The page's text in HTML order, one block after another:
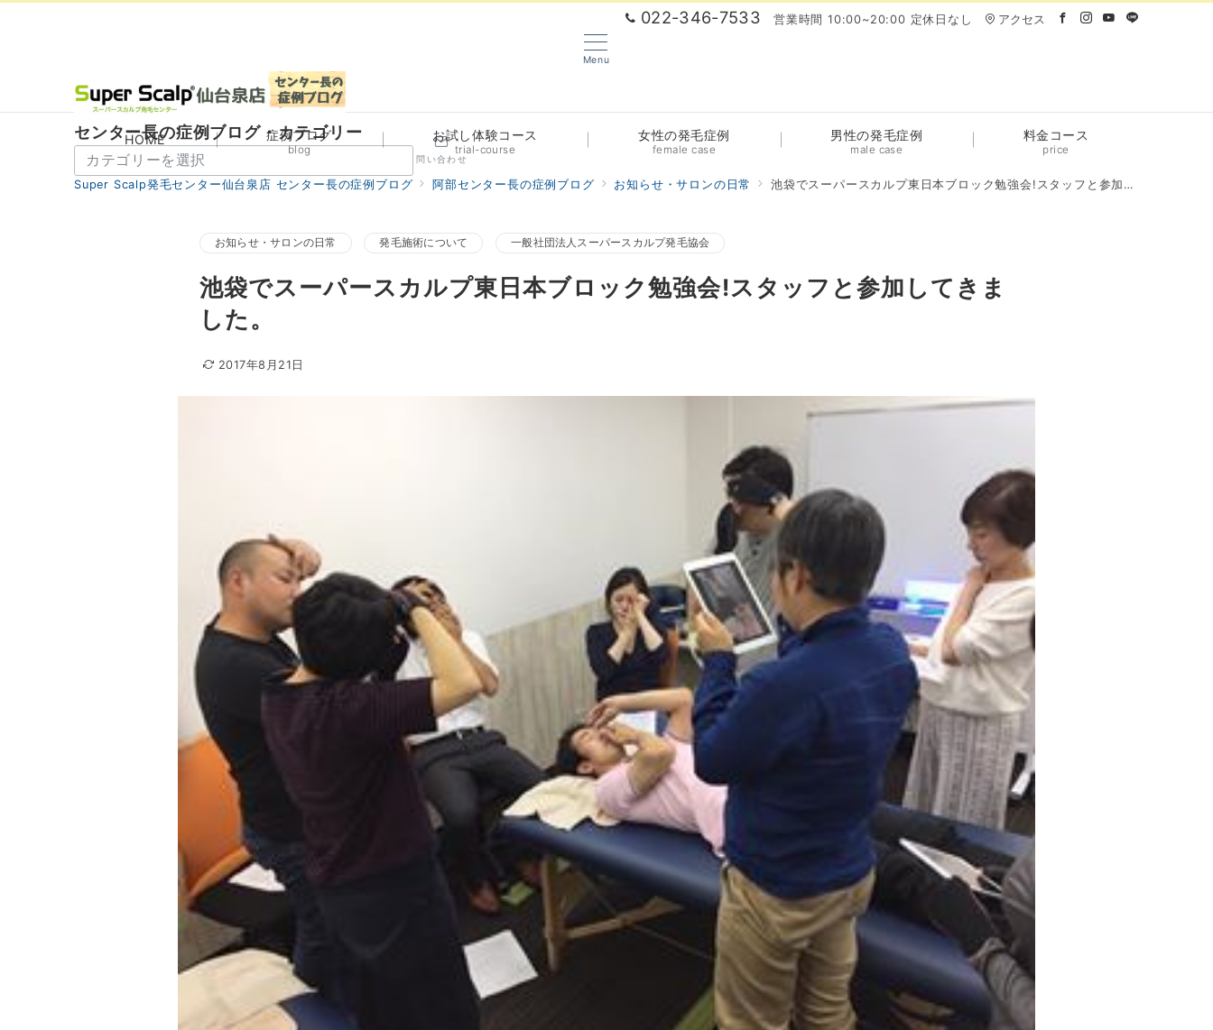
022-346-7533 営業時間 10:00~20:00 定休日なし アクセス
Menu
センター長の症例ブログ・カテゴリー
セ
ン
問い合わせ
HOME 症例ブログ
blog
お試し体験コース
trial-course
女性の発毛症例
female case
男性の発毛症例
male case
料金コース
price
Super Scalp発毛センター仙台泉店 センター長の症例ブログ 阿部センター長の症例ブログ お知らせ・サロンの日常 池袋でスーパースカルプ東日本ブロック勉強会!スタッフと参加してきました。
お知らせ・サロンの日常 発毛施術について 一般社団法人スーパースカルプ発毛協会
池袋でスーパースカルプ東日本ブロック勉強会!スタッフと参加してきま
した。
2017年8月21日